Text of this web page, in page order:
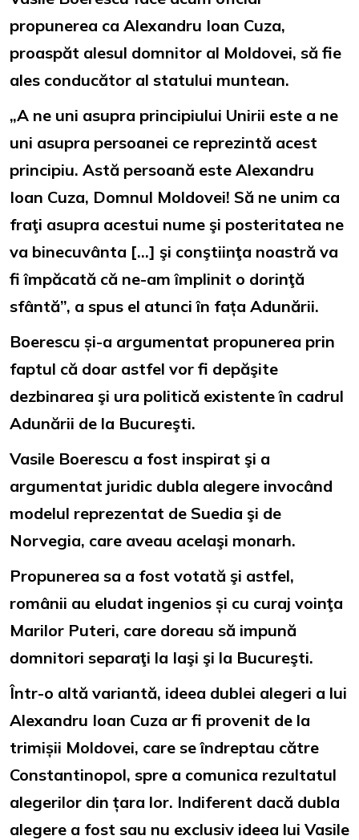
propunerea ca Alexandru Ioan Cuza,
proaspăt alesul domnitor al Moldovei, să fie
ales conducător al statului muntean.
„A ne uni asupra principiului Unirii este a ne
uni asupra persoanei ce reprezintă acest
principiu. Astă persoană este Alexandru
Ioan Cuza, Domnul Moldovei! Să ne unim ca
fraţi asupra acestui nume şi posteritatea ne
va binecuvânta […] şi conştiinţa noastră va
fi împăcată că ne-am împlinit o dorinţă
sfântă”, a spus el atunci în fața Adunării.
Boerescu și-a argumentat propunerea prin
faptul că doar astfel vor fi depăşite
dezbinarea şi ura politică existente în cadrul
Adunării de la Bucureşti.
Vasile Boerescu a fost inspirat şi a
argumentat juridic dubla alegere invocând
modelul reprezentat de Suedia şi de
Norvegia, care aveau acelaşi monarh.
Propunerea sa a fost votată şi astfel,
românii au eludat ingenios și cu curaj voinţa
Marilor Puteri, care doreau să impună
domnitori separaţi la Iaşi şi la Bucureşti.
Într-o altă variantă, ideea dublei alegeri a lui
Alexandru Ioan Cuza ar fi provenit de la
trimișii Moldovei, care se îndreptau către
Constantinopol, spre a comunica rezultatul
alegerilor din țara lor. Indiferent dacă dubla
alegere a fost sau nu exclusiv ideea lui Vasile